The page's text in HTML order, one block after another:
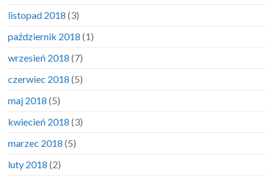
listopad 2018 (3)
październik 2018 (1)
wrzesień 2018 (7)
czerwiec 2018 (5)
maj 2018 (5)
kwiecień 2018 (3)
marzec 2018 (5)
luty 2018 (2)